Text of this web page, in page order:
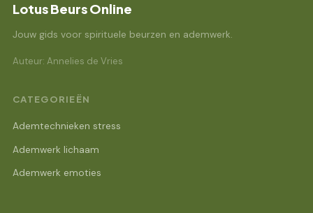
Lotus Beurs Online
Jouw gids voor spirituele beurzen en ademwerk.
Auteur: Annelies de Vries
CATEGORIEËN
Ademtechnieken stress
Ademwerk lichaam
Ademwerk emoties